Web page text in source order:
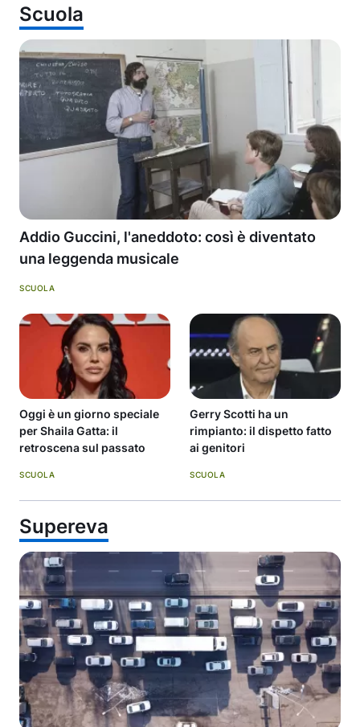
Scuola
Addio Guccini, l'aneddoto: così è diventato
una leggenda musicale
SCUOLA
Oggi è un giorno speciale
per Shaila Gatta: il
retroscena sul passato
SCUOLA
Gerry Scotti ha un
rimpianto: il dispetto fatto
ai genitori
SCUOLA
Supereva